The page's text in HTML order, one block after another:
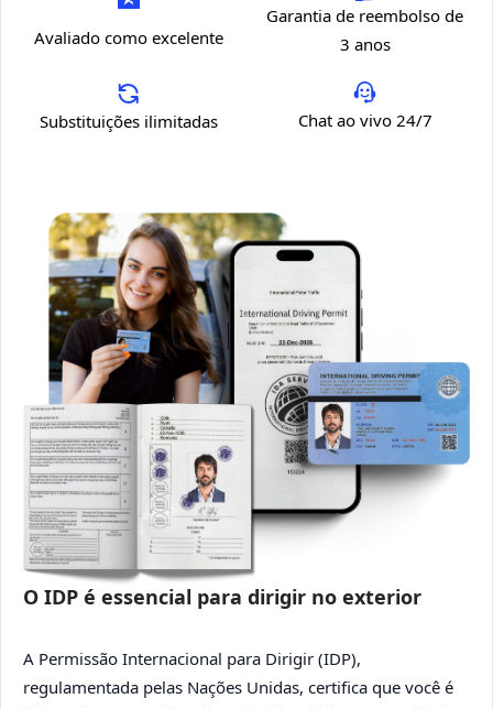
Avaliado como excelente
Garantia de reembolso de
3 anos
Substituições ilimitadas Chat ao vivo 24/7
O IDP é essencial para dirigir no exterior
A Permissão Internacional para Dirigir (IDP),
regulamentada pelas Nações Unidas, certifica que você é